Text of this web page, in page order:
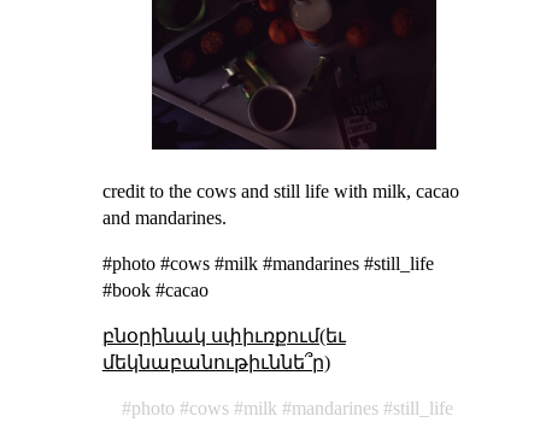
credit to the cows and still life with milk, cacao
and mandarines.
#photo #cows #milk #mandarines #still_life
#book #cacao
բնօրինակ սփիւռքում(եւ
մեկնաբանութիւննե՞ր)
photo cows milk mandarines
still_life